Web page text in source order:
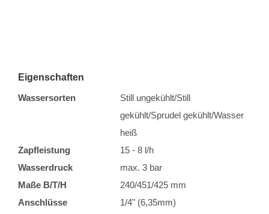
Eigenschaften
Wassersorten
Still ungekühlt/Still
gekühlt/Sprudel gekühlt/Wasser
heiß
Zapfleistung
15 - 8 l/h
Wasserdruck
max. 3 bar
Maße B/T/H
240/451/425 mm
Anschlüsse
1/4" (6,35mm)